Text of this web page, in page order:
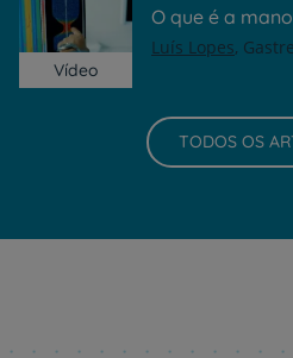
Vídeo
O que é a
Luís Lopes
TODOS OS